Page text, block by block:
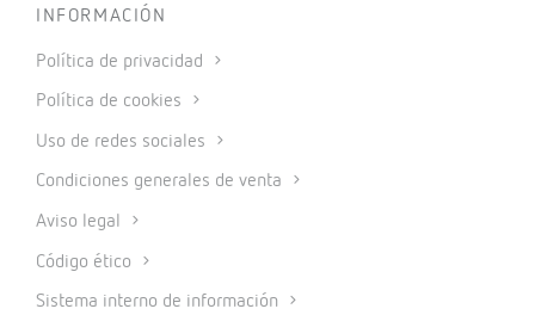
INFORMACIÓN
Política de privacidad
Política de cookies
Uso de redes sociales
Condiciones generales de venta
Aviso legal
Código ético
Sistema interno de información